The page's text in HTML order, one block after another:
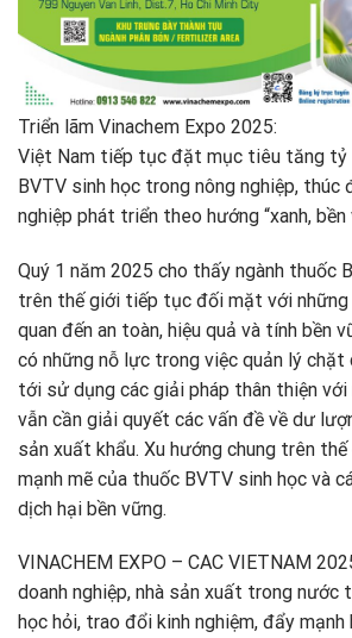
Triển lãm Vinachem Expo 2025:
Việt Nam tiếp tục đặt mục tiêu tăng tỷ
BVTV sinh học trong nông nghiệp, thúc
nghiệp phát triển theo hướng “xanh, bền
Quý 1 năm 2025 cho thấy ngành thuốc
trên thế giới tiếp tục đối mặt với
quan đến an toàn, hiệu quả và tính bền
có những nỗ lực trong việc quản lý chặt
tới sử dụng các giải pháp thân thiện
vẫn cần giải quyết các vấn đề về dư
sản xuất khẩu. Xu hướng chung trên
mạnh mẽ của thuốc BVTV sinh học và
dịch hại bền vững.
VINACHEM EXPO – CAC VIETNAM
doanh nghiệp, nhà sản xuất trong nước
học hỏi, trao đổi kinh nghiệm, đẩy